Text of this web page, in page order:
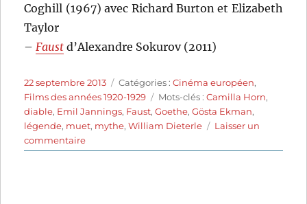
Coghill (1967) avec Richard Burton et Elizabeth
Taylor
–Faust d’Alexandre Sokurov (2011)
Publié
le
22 septembre 2013 Catégories
Catégories :Cinéma européen,
Films des années 1920-1929
Étiquettes
Mots-clés :Camilla Horn,
diable, Emil Jannings, Faust,Goethe,Gösta Ekman,
légende, muet, mythe,William Dieterle
Laisser un
commentairesur
Faust